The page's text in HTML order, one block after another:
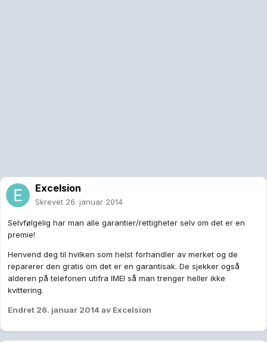
Excelsion
Skrevet 26. januar 2014
Selvfølgelig har man alle garantier/rettigheter selv om det er en
premie!
Henvend deg til hvilken som helst forhandler av merket og de
reparerer den gratis om det er en garantisak. De sjekker også
alderen på telefonen utifra IMEI så man trenger heller ikke
kvittering.
Endret 26. januar 2014 av Excelsion